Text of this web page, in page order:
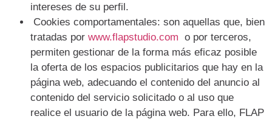
intereses de su perfil.
Cookies comportamentales: son aquellas que, bien
tratadas por www.flapstudio.com o por terceros,
permiten gestionar de la forma más eficaz posible
la oferta de los espacios publicitarios que hay en la
página web, adecuando el contenido del anuncio al
contenido del servicio solicitado o al uso que
realice el usuario de la página web. Para ello, FLAP